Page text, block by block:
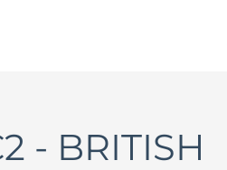
- BRITISH